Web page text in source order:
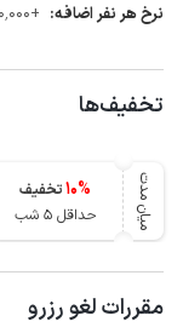
نرخ هر نفر اضافه: +100٬000 تومان / بیشتر از 4 نفر
تخفیف‌ها
میان مدت 10%
تخفیف
حداقل 5 شب
مقررات لغو رزرو